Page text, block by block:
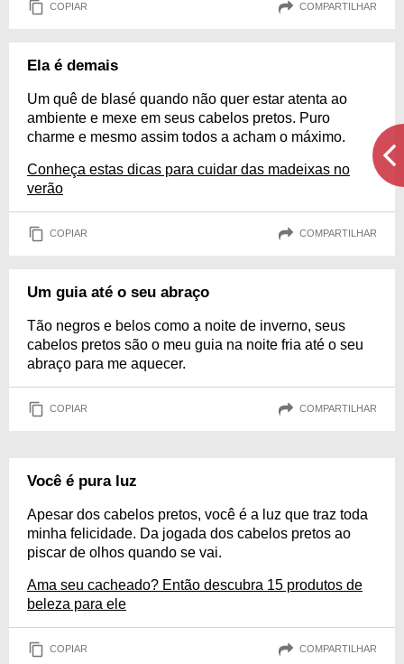
COPIAR COMPARTILHAR
Ela é demais
Um quê de blasé quando não quer estar atenta ao
ambiente e mexe em seus cabelos pretos. Puro
charme e mesmo assim todos a acham o máximo.
Conheça estas dicas para cuidar das madeixas no
verão
COPIAR COMPARTILHAR
Um guia até o seu abraço
Tão negros e belos como a noite de inverno, seus
cabelos pretos são o meu guia na noite fria até o seu
abraço para me aquecer.
COPIAR COMPARTILHAR
Você é pura luz
Apesar dos cabelos pretos, você é a luz que traz toda
minha felicidade. Da jogada dos cabelos pretos ao
piscar de olhos quando se vai.
Ama seu cacheado? Então descubra 15 produtos de
beleza para ele
COPIAR COMPARTILHAR